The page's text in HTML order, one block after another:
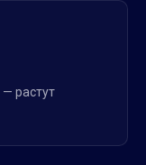
растут